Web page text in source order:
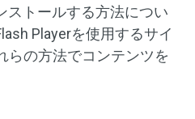
ストールする方法につい
Playerを使用するサイ
らの方法でコンテンツを